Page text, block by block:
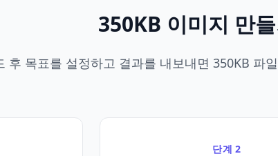
350KB 이미지 만
후 목표를 설정하고 결과를 내보내면 350KB 파
단계 2